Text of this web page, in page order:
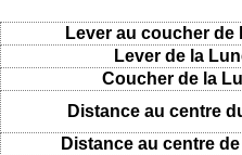
Lever au coucher de
Lever de la
Coucher de la
Distance au centre
Distance au centre